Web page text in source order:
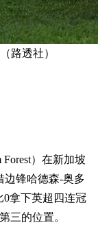
路透社）
）在新加坡
边锋哈德森-奥多
0拿下英超四连冠
三的位置。